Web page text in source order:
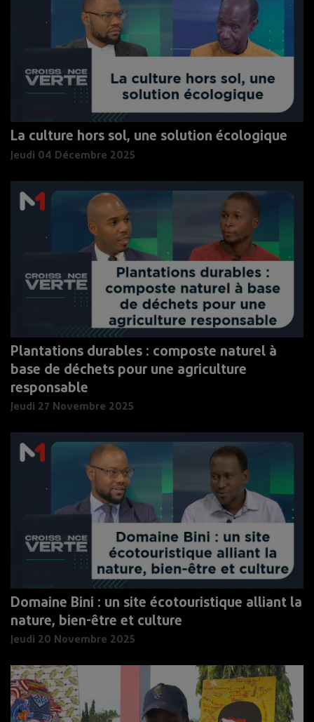
La culture hors sol, une solution écologique
Jeudi 04 Décembre 2025
Plantations durables : composte naturel à
base de déchets pour une agriculture
responsable
Jeudi 27 Novembre 2025
Domaine Bini : un site écotouristique alliant la
nature, bien-être et culture
Jeudi 20 Novembre 2025